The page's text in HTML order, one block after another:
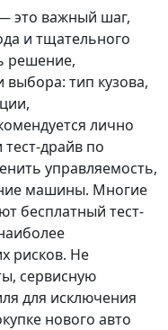
это важный шаг,
и тщательного
решение,
тип кузова,
лично
драйв по
управляемость,
машины. Многие
бесплатный тест-
рисков. Не
сервисную
для исключения
нового авто